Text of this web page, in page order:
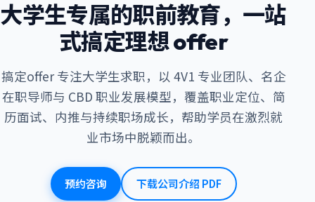
大学生专属的职前教育，一站
式搞定理想 offer
搞定offer 专注大学生求职，以 4V1 专业团队、名企
在职导师与 CBD 职业发展模型，覆盖职业定位、简
历面试、内推与持续职场成长，帮助学员在激烈就
业市场中脱颖而出。
预约咨询 下载公司介绍 PDF